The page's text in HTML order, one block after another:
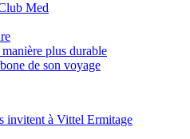
Med
plus durable
de son voyage
invitent à Vittel Ermitage